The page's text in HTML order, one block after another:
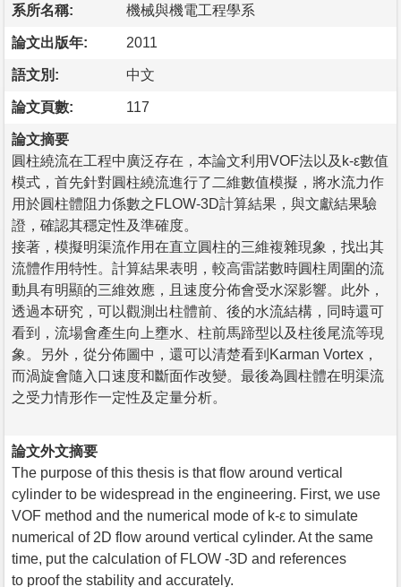
系所名稱: 機械與機電工程學系
論文出版年: 2011
語文別: 中文
論文頁數: 117
論文摘要
圓柱繞流在工程中廣泛存在，本論文利用VOF法以及k-ε數值
模式，首先針對圓柱繞流進行了二維數值模擬，將水流力作
用於圓柱體阻力係數之FLOW-3D計算結果，與文獻結果驗
證，確認其穩定性及準確度。
接著，模擬明渠流作用在直立圓柱的三維複雜現象，找出其
流體作用特性。計算結果表明，較高雷諾數時圓柱周圍的流
動具有明顯的三維效應，且速度分佈會受水深影響。此外，
透過本研究，可以觀測出柱體前、後的水流結構，同時還可
看到，流場會產生向上壅水、柱前馬蹄型以及柱後尾流等現
象。另外，從分佈圖中，還可以清楚看到Karman Vortex，
而渦旋會隨入口速度和斷面作改變。最後為圓柱體在明渠流
之受力情形作一定性及定量分析。
論文外文摘要
The purpose of this thesis is that flow around vertical
cylinder to be widespread in the engineering. First, we use
VOF method and the numerical mode of k-ε to simulate
numerical of 2D flow around vertical cylinder. At the same
time, put the calculation of FLOW -3D and references
to proof the stability and accurately.